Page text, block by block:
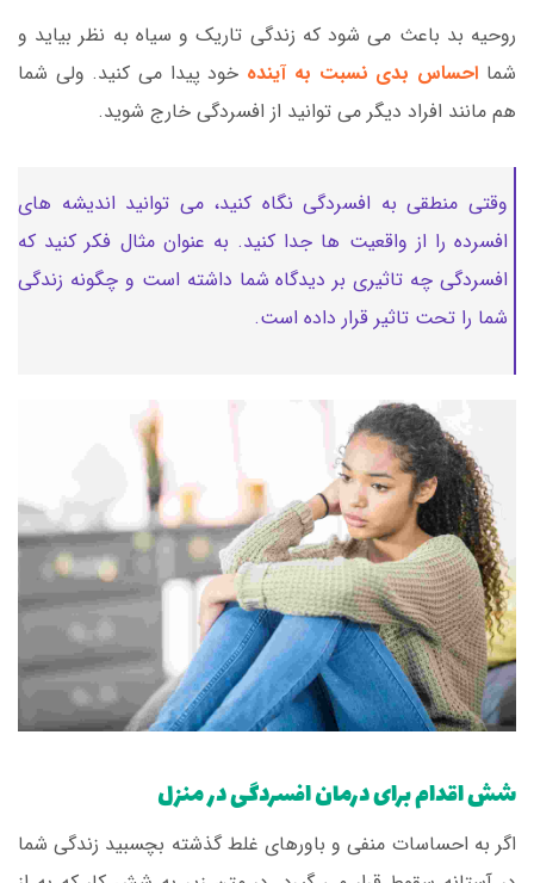
روحیه بد باعث می شود که زندگی تاریک و سیاه به نظر بیاید و
شما احساس بدی نسبت به آینده خود پیدا می کنید. ولی شما
هم مانند افراد دیگر می توانید از افسردگی خارج شوید.
وقتی منطقی به افسردگی نگاه کنید، می توانید اندیشه های
افسرده را از واقعیت ها جدا کنید. به عنوان مثال فکر کنید که
افسردگی چه تاثیری بر دیدگاه شما داشته است و چگونه زندگی
شما را تحت تاثیر قرار داده است.
شش اقدام برای درمان افسردگی در منزل
اگر به احساسات منفی و باورهای غلط گذشته بچسبید زندگی شما